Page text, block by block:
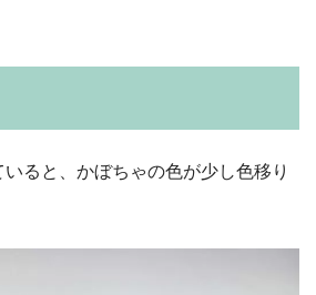
ると、かぼちゃの色が少し色移り